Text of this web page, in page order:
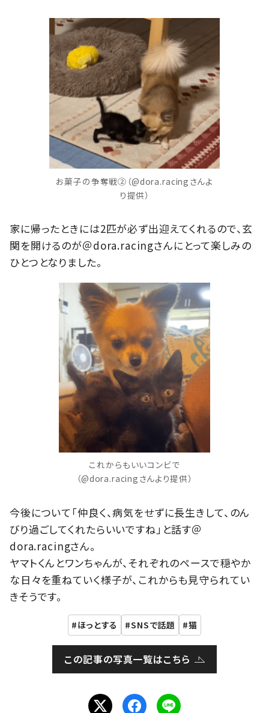
お菓子の争奪戦②（@dora.racingさんよ
り提供）
家に帰ったときには2匹が必ず出迎えてくれるので、玄
関を開けるのが＠dora.racingさんにとって楽しみの
ひとつとなりました。
これからもいいコンビで
（@dora.racingさんより提供）
今後について「仲良く、病気をせずに長生きして、のん
びり過ごしてくれたらいいですね」と話す＠
dora.racingさん。
ヤマトくんとワンちゃんが、それぞれのペースで穏やか
な日々を重ねていく様子が、これからも見守られてい
きそうです。
ほっとする SNSで話題 猫
この記事の写真一覧はこちら